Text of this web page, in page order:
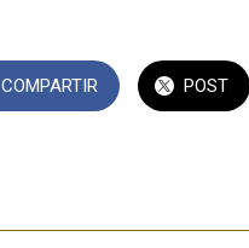
COMPARTIR POST